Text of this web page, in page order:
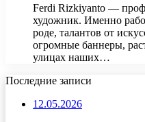
Ferdi Rizkiyanto —
художник. Именно
роде, талантов от
огромные баннеры,
улицах наших…
Последние записи
12.05.2026